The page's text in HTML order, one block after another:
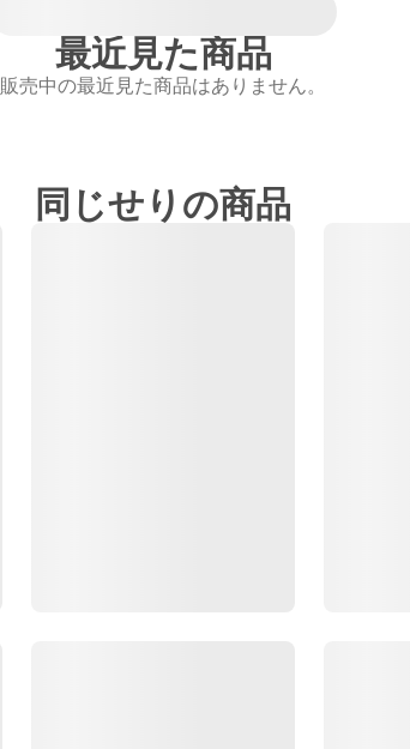
最近見た商品
販売中の最近見た商品はありません。
同じせりの商品